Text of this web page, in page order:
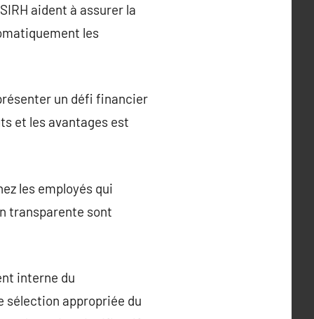
aident à assurer la
les
un défi financier
et les avantages est
les employés qui
transparente sont
interne du
sélection appropriée du